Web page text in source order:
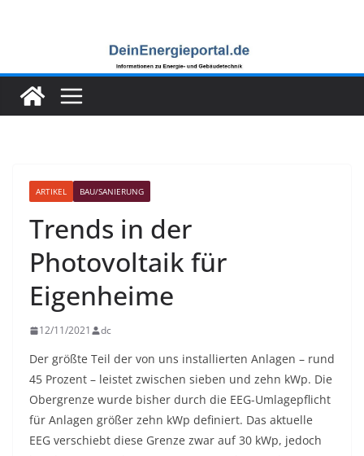
ARTIKEL BAU/SANIERUNG
Trends in der
Photovoltaik für
Eigenheime
12/11/2021 dc
Der größte Teil der von uns installierten Anlagen – rund
45 Prozent – leistet zwischen sieben und zehn kWp. Die
Obergrenze wurde bisher durch die EEG-Umlagepflicht
für Anlagen größer zehn kWp definiert. Das aktuelle
EEG verschiebt diese Grenze zwar auf 30 kWp, jedoch